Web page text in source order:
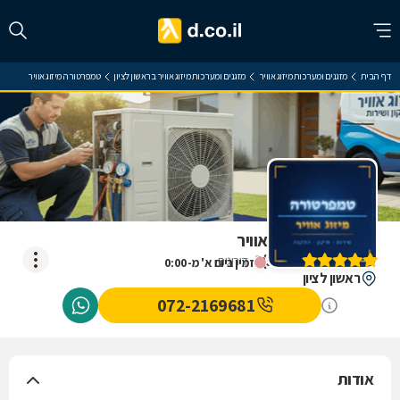
דף הבית מזגנים ומערכות מיזוג אוויר מזגנים ומערכות מיזוג אוויר בראשון לציון טמפרטורה מיזוג אוויר
זמין ביום א' מ-0:00
טמפרטורה מיזוג אוויר
(
5
)
2דירוגים
ראשון לציון
072-2169681
אודות